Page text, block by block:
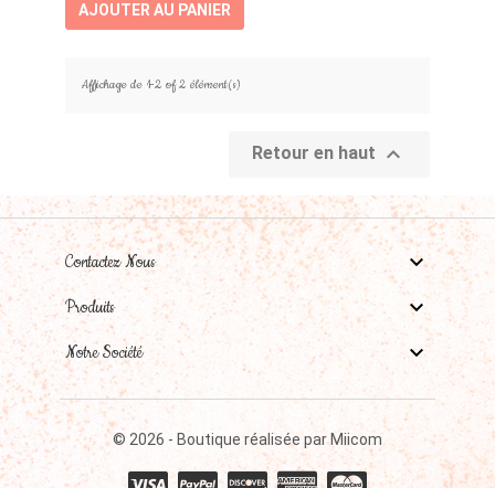
AJOUTER AU PANIER
Affichage de 1-2 of 2 élément(s)
Retour en haut 
Contactez Nous 
Produits 
Notre Société 
© 2026 - Boutique réalisée par Miicom